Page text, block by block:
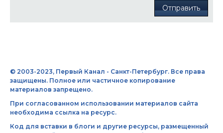
Отправить
© 2003-2023, Первый Канал - Санкт-Петербург. Все права
защищены. Полное или частичное копирование
материалов запрещено.
При согласованном использовании материалов сайта
необходима ссылка на ресурс.
Код для вставки в блоги и другие ресурсы, размещенный